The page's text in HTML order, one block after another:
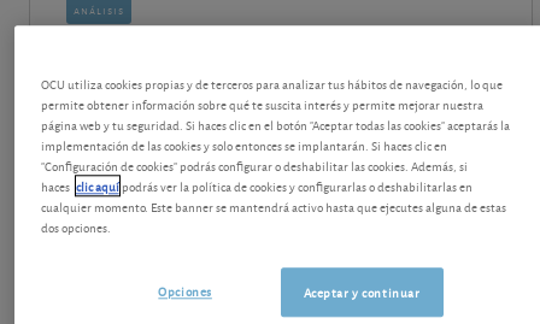
análisis
vivienda: la obra que lo hace posible
miércoles, 6 de mayo de 2026
OCU utiliza cookies propias y de terceros para analizar tus hábitos de navegación, lo que
permite obtener información sobre qué te suscita interés y permite mejorar nuestra
página web y tu seguridad. Si haces clic en el botón "Aceptar todas las cookies" aceptarás la
implementación de las cookies y solo entonces se implantarán. Si haces clic en
"Configuración de cookies" podrás configurar o deshabilitar las cookies. Además, si
haces clic aquípodrás ver la política de cookies y configurarlas o deshabilitarlas en
cualquier momento. Este banner se mantendrá activo hasta que ejecutes alguna de estas
dos opciones.
Aceptar y continuar
Opciones